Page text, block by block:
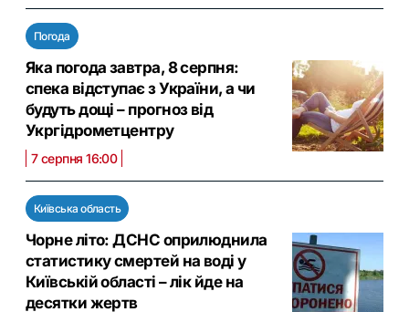
Погода
Яка погода завтра, 8 серпня:
спека відступає з України, а чи
будуть дощі – прогноз від
Укргідрометцентру
7 серпня 16:00
Київська область
Чорне літо: ДСНС оприлюднила
статистику смертей на воді у
Київській області – лік йде на
десятки жертв